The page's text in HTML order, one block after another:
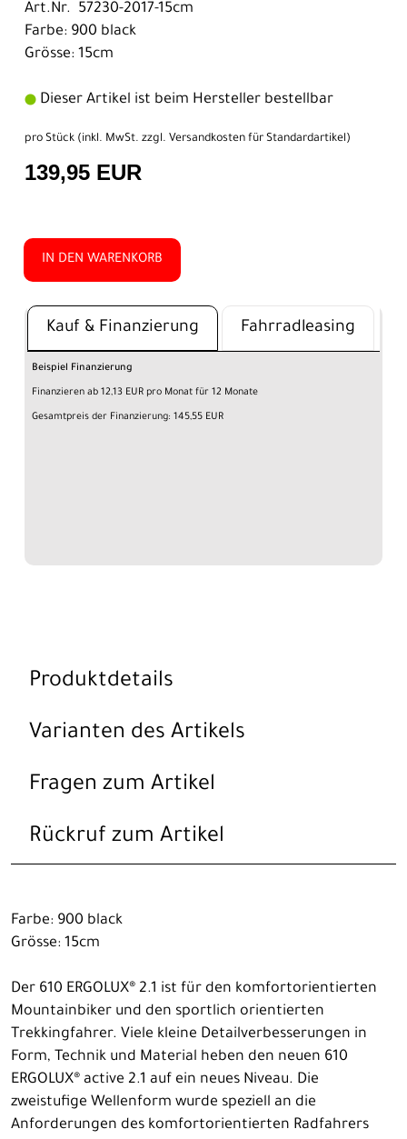
Art.Nr. 57230-2017-15cm
Farbe: 900 black
Grösse: 15cm
Dieser Artikel ist beim Hersteller bestellbar
pro Stück (inkl. MwSt. zzgl. Versandkosten für Standardartikel)
139,95 EUR
IN DEN WARENKORB
Kauf & Finanzierung Fahrradleasing
Beispiel Finanzierung
Finanzieren ab 12,13 EUR pro Monat für 12 Monate
Gesamtpreis der Finanzierung: 145,55 EUR
Produktdetails
Varianten des Artikels
Fragen zum Artikel
Rückruf zum Artikel
Farbe: 900 black
Grösse: 15cm
Der 610 ERGOLUX® 2.1 ist für den komfortorientierten
Mountainbiker und den sportlich orientierten
Trekkingfahrer. Viele kleine Detailverbesserungen in
Form, Technik und Material heben den neuen 610
ERGOLUX® active 2.1 auf ein neues Niveau. Die
zweistufige Wellenform wurde speziell an die
Anforderungen des komfortorientierten Radfahrers